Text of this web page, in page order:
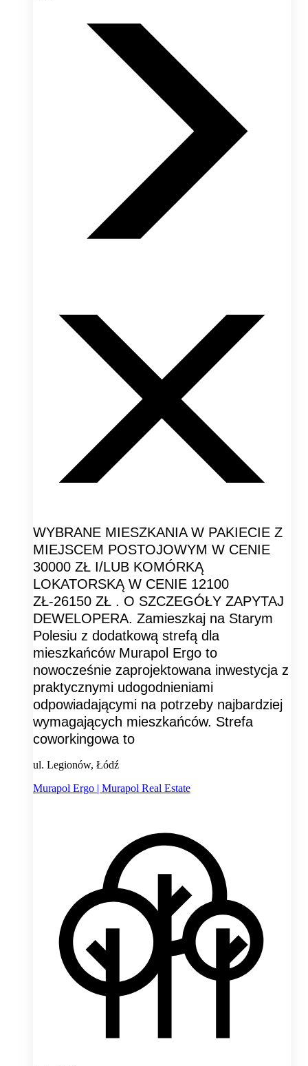
WYBRANE MIESZKANIA W PAKIECIE Z
MIEJSCEM POSTOJOWYM W CENIE
30000 ZŁ I/LUB KOMÓRKĄ
LOKATORSKĄ W CENIE 12100
ZŁ-26150 ZŁ . O SZCZEGÓŁY ZAPYTAJ
DEWELOPERA. Zamieszkaj na Starym
Polesiu z dodatkową strefą dla
mieszkańców Murapol Ergo to
nowocześnie zaprojektowana inwestycja z
praktycznymi udogodnieniami
odpowiadającymi na potrzeby najbardziej
wymagających mieszkańców. Strefa
coworkingowa to
ul. Legionów, Łódź
Murapol Ergo | Murapol Real Estate